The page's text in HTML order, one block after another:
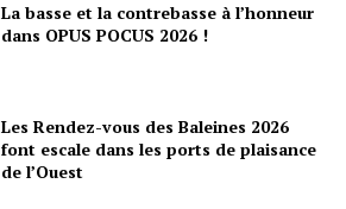
La basse et la contrebasse à l’honneur
dans OPUS POCUS 2026 !
Les Rendez-vous des Baleines 2026
font escale dans les ports de plaisance
de l’Ouest